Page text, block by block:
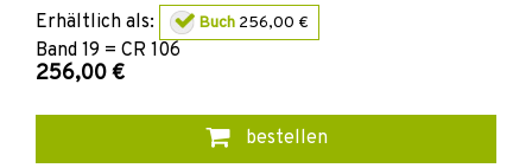
Erhältlich als: Buch 256,00 €
Band 19 = CR 106
256,00 €
bestellen